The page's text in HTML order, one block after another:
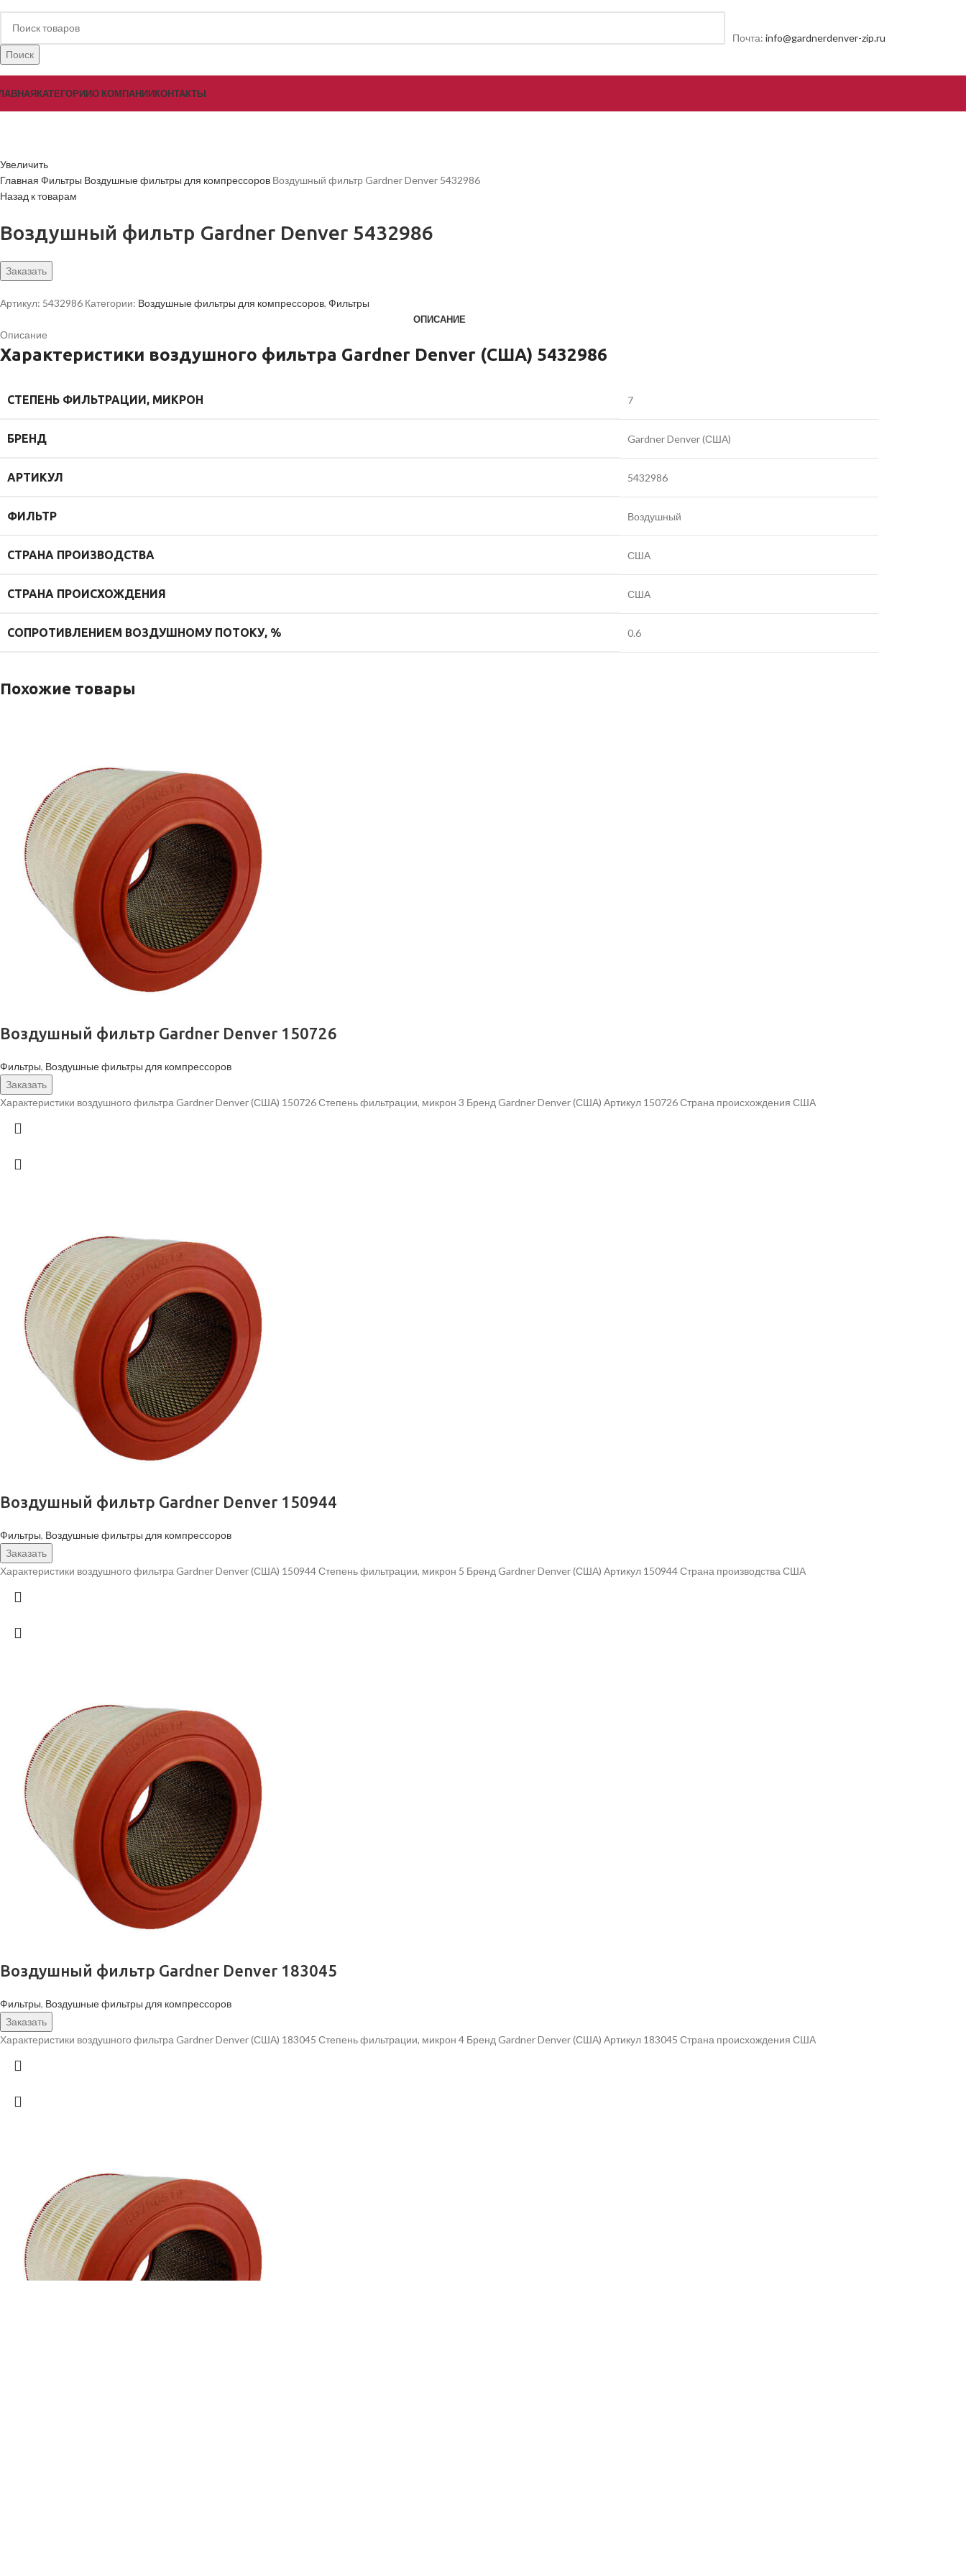
Поиск
Почта: info@gardnerdenver-zip.ru
КАТЕГОРИИО КОМПАНИИКОНТАКТЫ
Увеличить
Главная Фильтры Воздушные фильтры для компрессоров Воздушный фильтр Gardner Denver 5432986
Назад к товарам
Воздушный фильтр Gardner Denver 5432986
Заказать
Артикул: 5432986 Категории: Воздушные фильтры для компрессоров, Фильтры
ОПИСАНИЕ
Описание
Характеристики воздушного фильтра Gardner Denver (США) 5432986
СТЕПЕНЬ ФИЛЬТРАЦИИ, МИКРОН 7
БРЕНД Gardner Denver (США)
АРТИКУЛ 5432986
ФИЛЬТР Воздушный
СТРАНА ПРОИЗВОДСТВА США
СТРАНА ПРОИСХОЖДЕНИЯ США
СОПРОТИВЛЕНИЕМ ВОЗДУШНОМУ ПОТОКУ, % 0.6
Похожие товары
Воздушный фильтр Gardner Denver 150726
Фильтры, Воздушные фильтры для компрессоров
Заказать
Характеристики воздушного фильтра Gardner Denver (США) 150726 Степень фильтрации, микрон 3 Бренд Gardner Denver (США) Артикул 150726 Страна происхождения США
Воздушный фильтр Gardner Denver 150944
Фильтры, Воздушные фильтры для компрессоров
Заказать
Характеристики воздушного фильтра Gardner Denver (США) 150944 Степень фильтрации, микрон 5 Бренд Gardner Denver (США) Артикул 150944 Страна производства США
Воздушный фильтр Gardner Denver 183045
Фильтры, Воздушные фильтры для компрессоров
Заказать
Характеристики воздушного фильтра Gardner Denver (США) 183045 Степень фильтрации, микрон 4 Бренд Gardner Denver (США) Артикул 183045 Страна происхождения США